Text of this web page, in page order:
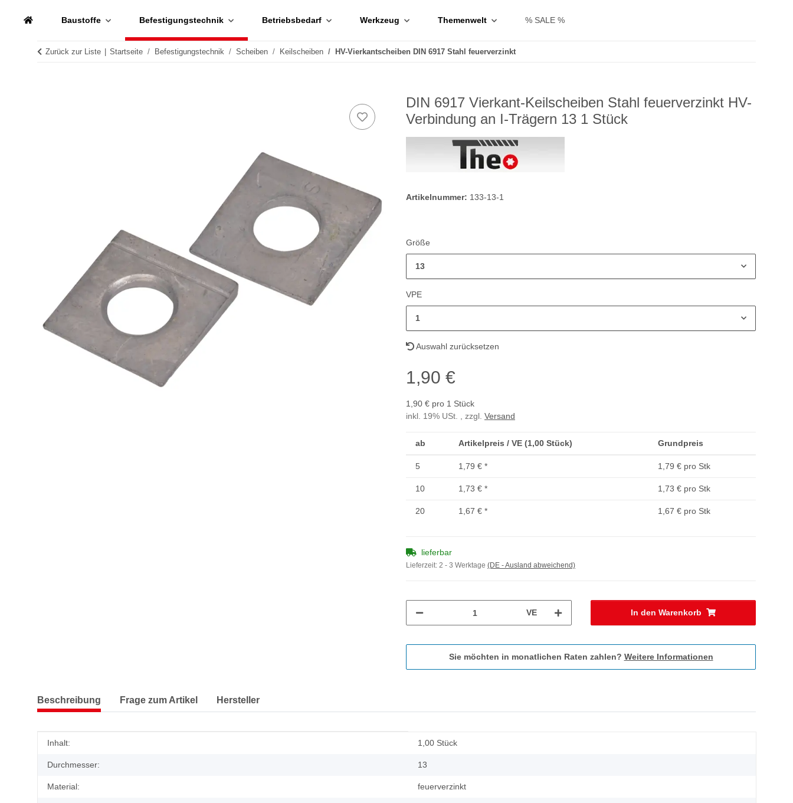
Baustoffe Befestigungstechnik Betriebsbedarf Werkzeug Themenwelt % SALE %
Zurück zur Liste Startseite Befestigungstechnik Scheiben Keilscheiben HV-Vierkantscheiben DIN 6917 Stahl feuerverzinkt
DIN 6917 Vierkant-Keilscheiben Stahl feuerverzinkt HV-
Verbindung an I-Trägern 13 1 Stück
Artikelnummer: 133-13-1
Größe
13
VPE
1
Auswahl zurücksetzen
1,90 €
1,90 € pro 1 Stück
inkl. 19% USt. , zzgl. Versand
ab Artikelpreis / VE (1,00 Stück) Grundpreis
5 1,79 € * 1,79 € pro Stk
10 1,73 € * 1,73 € pro Stk
20 1,67 € * 1,67 € pro Stk
lieferbar
Lieferzeit: 2 - 3 Werktage (DE - Ausland abweichend)
VE In den Warenkorb
Sie möchten in monatlichen Raten zahlen? Weitere Informationen
Beschreibung Frage zum Artikel Hersteller
Produkteigenschaft
Wert
Inhalt: 1,00 Stück
Durchmesser: 13
Material: feuerverzinkt